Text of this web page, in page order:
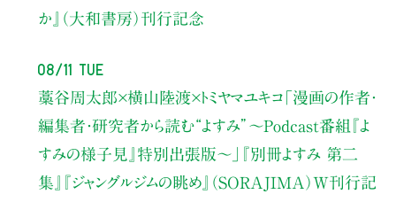
か』（大和書房）刊行記念
08/11 Tue
藁谷周太郎×横山陸渡×トミヤマユキコ「漫画の作者・
編集者・研究者から読む“よすみ” 〜Podcast番組『よ
すみの様子見』特別出張版〜」
『別冊よすみ 第二
集』『ジャングルジムの眺め』（SORAJIMA）W刊行記